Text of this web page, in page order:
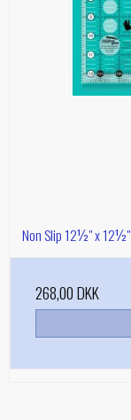
Non Slip 12½" x
268,00 DKK